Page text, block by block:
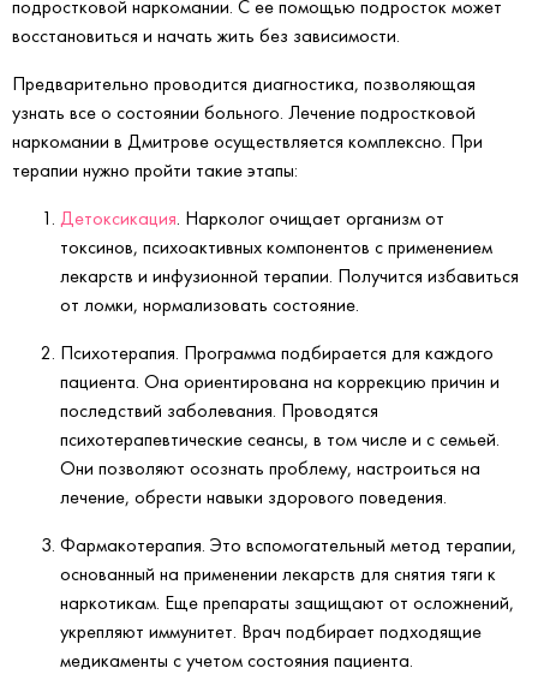
подростковой наркомании. С ее помощью подросток может
восстановиться и начать жить без зависимости.
Предварительно проводится диагностика, позволяющая
узнать все о состоянии больного. Лечение подростковой
наркомании в Дмитрове осуществляется комплексно. При
терапии нужно пройти такие этапы:
Детоксикация. Нарколог очищает организм от
токсинов, психоактивных компонентов с применением
лекарств и инфузионной терапии. Получится избавиться
от ломки, нормализовать состояние.
Психотерапия. Программа подбирается для каждого
пациента. Она ориентирована на коррекцию причин и
последствий заболевания. Проводятся
психотерапевтические сеансы, в том числе и с семьей.
Они позволяют осознать проблему, настроиться на
лечение, обрести навыки здорового поведения.
Фармакотерапия. Это вспомогательный метод терапии,
основанный на применении лекарств для снятия тяги к
наркотикам. Еще препараты защищают от осложнений,
укрепляют иммунитет. Врач подбирает подходящие
медикаменты с учетом состояния пациента.